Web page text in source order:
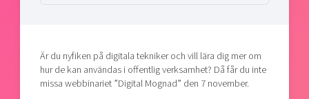
Locations
Är du nyfiken på digitala tekniker och vill lära dig mer om
hur de kan användas i offentlig verksamhet? Då får du inte
missa webbinariet ”Digital Mognad” den 7 november.